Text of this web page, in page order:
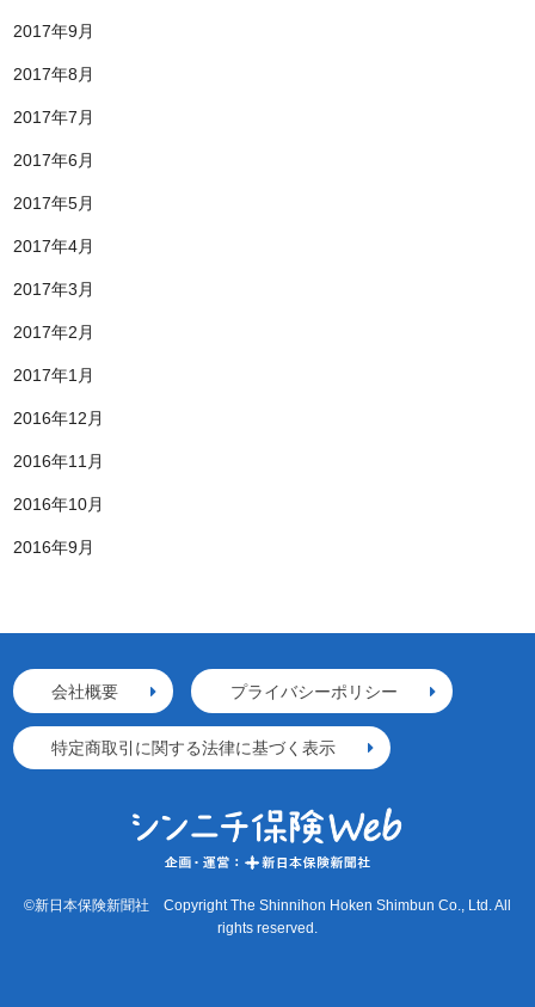
2017年9月
2017年8月
2017年7月
2017年6月
2017年5月
2017年4月
2017年3月
2017年2月
2017年1月
2016年12月
2016年11月
2016年10月
2016年9月
会社概要 プライバシーポリシー
特定商取引に関する法律に基づく表示
©新日本保険新聞社 Copyright The Shinnihon Hoken Shimbun Co., Ltd. All
rights reserved.